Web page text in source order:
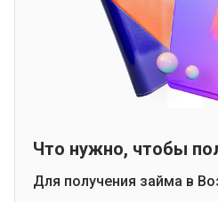
Что нужно, чтобы
Для получения займа в